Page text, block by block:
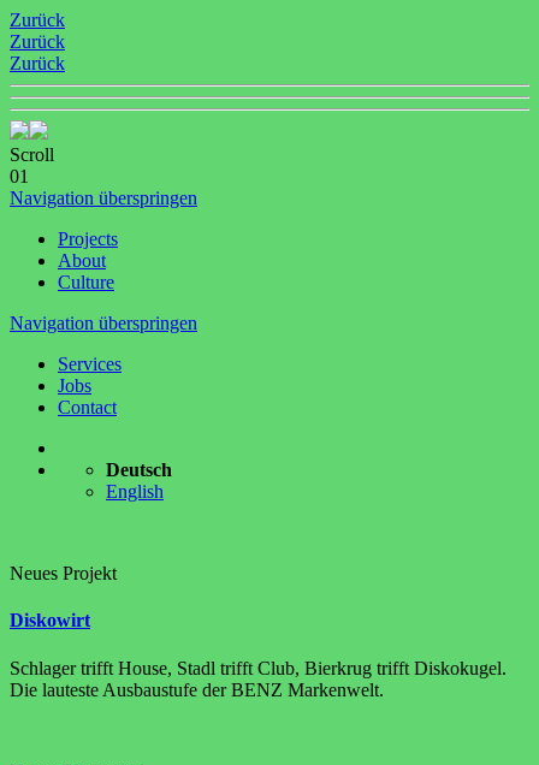
Zurück
Zurück
Zurück
Scroll
01
Navigation überspringen
Projects
About
Culture
Navigation überspringen
Services
Jobs
Contact
Deutsch
English
Neues Projekt
Diskowirt
Schlager trifft House, Stadl trifft Club, Bierkrug trifft Diskokugel.
Die lauteste Ausbaustufe der BENZ Markenwelt.